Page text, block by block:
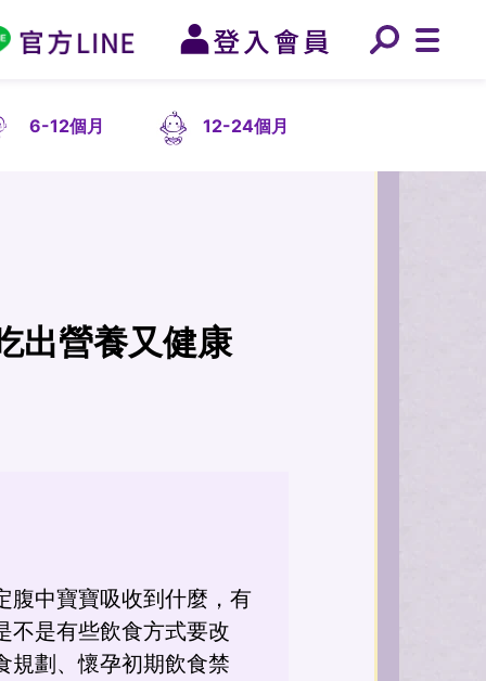
6-12個月 12-24個月
出營養又健康
腹中寶寶吸收到什麼，有
不是有些飲食方式要改
規劃、懷孕初期飲食禁